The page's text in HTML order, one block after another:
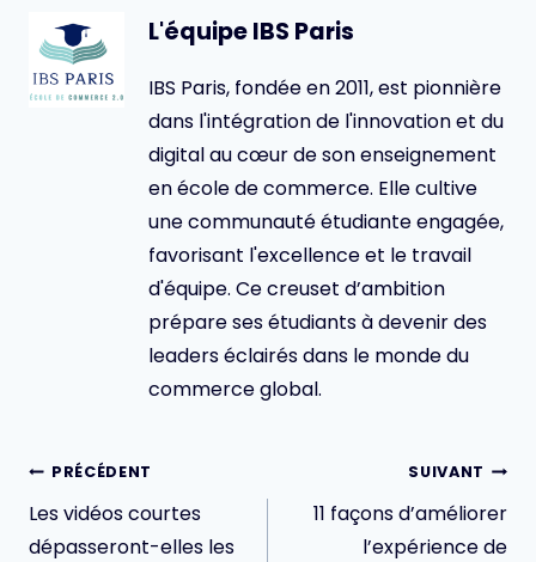
L'équipe IBS Paris
IBS Paris, fondée en 2011, est pionnière
dans l'intégration de l'innovation et du
digital au cœur de son enseignement
en école de commerce. Elle cultive
une communauté étudiante engagée,
favorisant l'excellence et le travail
d'équipe. Ce creuset d’ambition
prépare ses étudiants à devenir des
leaders éclairés dans le monde du
commerce global.
Navigation
de
l’article
PRÉCÉDENT
Les vidéos courtes
dépasseront-elles les
SUIVANT
11 façons d’améliorer
l’expérience de